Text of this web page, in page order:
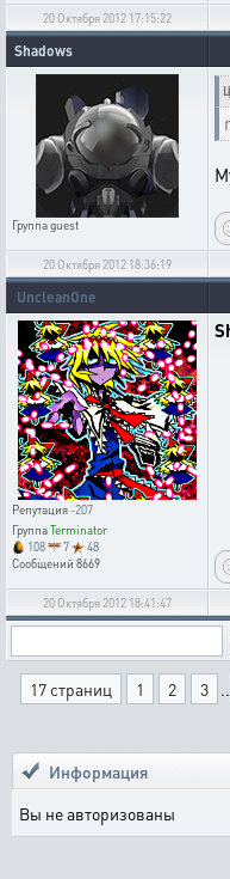
20 Октября 2012 17:15:22
Shadows
Группаguest
20 Октября 2012 18:36:19
UncleanOne
Репутация-207
ГруппаTerminator
108
7
48
Сообщений 8669
20 Октября 2012 18:41:47
17 страниц 1 2 3
Информация
Вы не авторизованы